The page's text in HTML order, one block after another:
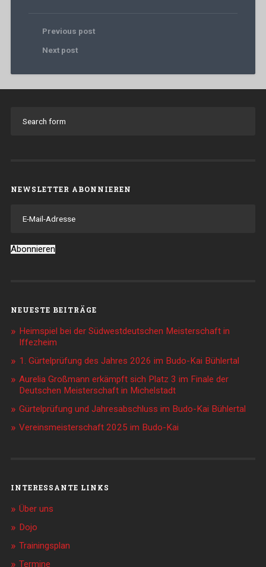
Previous post
Next post
NEWSLETTER ABONNIEREN
Mail-
Abonnieren
NEUESTE BEITRÄGE
Heimspiel bei der Südwestdeutschen Meisterschaft in
Iffezheim
1. Gürtelprüfung des Jahres 2026 im Budo-Kai Bühlertal
Aurelia Großmann erkämpft sich Platz 3 im Finale der
Deutschen Meisterschaft in Michelstadt
Gürtelprüfung und Jahresabschluss im Budo-Kai Bühlertal
Vereinsmeisterschaft 2025 im Budo-Kai
INTERESSANTE LINKS
Über uns
Dojo
Trainingsplan
Termine